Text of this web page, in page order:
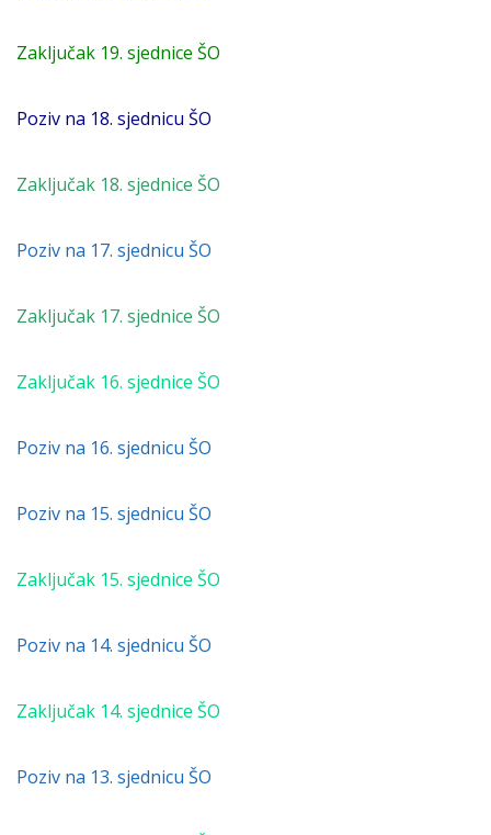
Zaključak 19. sjednice ŠO
Poziv na 18. sjednicu ŠO
Zaključak 18. sjednice ŠO
Poziv na 17. sjednicu ŠO
Zaključak 17. sjednice ŠO
Zaključak 16. sjednice ŠO
Poziv na 16. sjednicu ŠO
Poziv na 15. sjednicu ŠO
Zaključak 15. sjednice ŠO
Poziv na 14. sjednicu ŠO
Zaključak 14. sjednice ŠO
Poziv na 13. sjednicu ŠO